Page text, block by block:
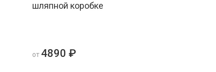
шляпной коробке
от 4890 ₽